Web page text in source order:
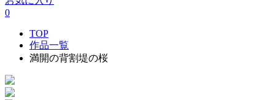
0
TOP
作品一覧
満開の背割堤の桜